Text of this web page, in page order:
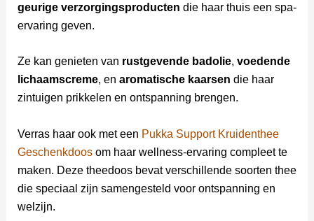
geurige verzorgingsproducten die haar thuis een spa-
ervaring geven.
Ze kan genieten van rustgevende badolie, voedende
lichaamscreme, en aromatische kaarsen die haar
zintuigen prikkelen en ontspanning brengen.
Verras haar ook met een Pukka Support Kruidenthee
Geschenkdoosom haar wellness-ervaring compleet te
maken. Deze theedoos bevat verschillende soorten thee
die speciaal zijn samengesteld voor ontspanning en
welzijn.